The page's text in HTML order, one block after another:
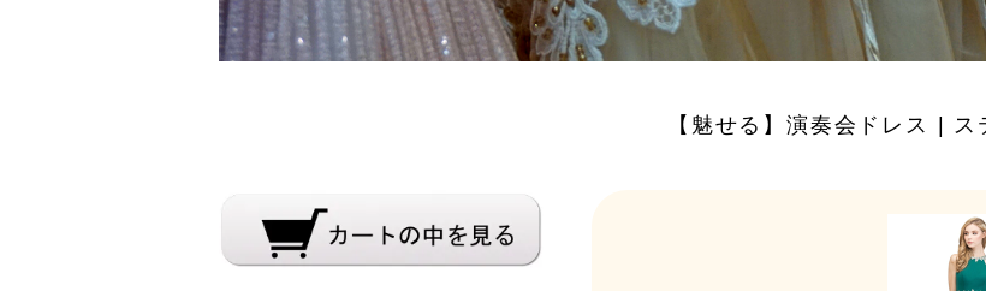
【魅せる】演奏会ドレス |